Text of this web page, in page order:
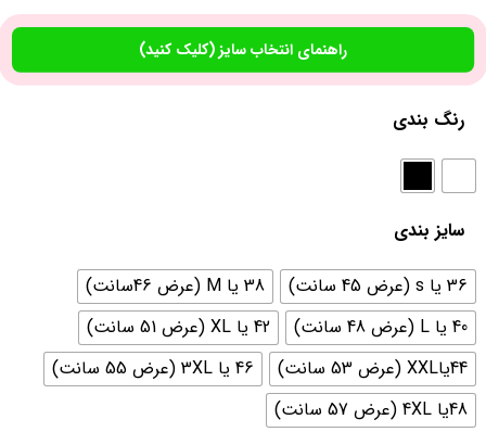
راهنمای انتخاب سایز (کلیک کنید)
رنگ بندی
سایز بندی
36 یا s (عرض 45 سانت)
38 یا M (عرض 46سانت)
40 یا L (عرض 48 سانت)
42 یا XL (عرض 51 سانت)
44یاXXL (عرض 53 سانت)
46 یا 3XL (عرض 55 سانت)
48یا 4XL (عرض 57 سانت)